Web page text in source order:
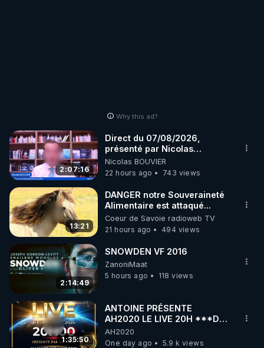
Why this ad?
2:07:16
Direct du 07/08/2026,
présenté par Nicolas
BOUVIER
Nicolas BOUVIER
22 hours ago
743 views
13:21
DANGER notre Souveraineté
Alimentaire est attaqué...
Coeur de Savoie radioweb TV
21 hours ago
494 views
2:14:49
SNOWDEN VF 2016
ZanoniMaat
5 hours ago
118 views
1:35:50
ANTOINE PRÉSENTE
AH2020 LE LIVE 20H ***DU
06/08/2026***
AH2020
One day ago
5.9 k views